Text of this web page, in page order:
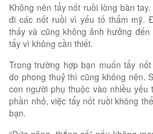
Không nên tẩy nốt ruồi lòng bàn
đi các nốt ruồi vì yếu tố thẩm mỹ.
thấy và cũng không ảnh hưởng
tẩy vì không cần thiết.
Trong trường hợp bạn muốn tẩy
do phong thuỷ thì cũng không nên.
con người phụ thuộc vào nhiều
phần nhỏ, việc tẩy nốt ruồi không
bạn.